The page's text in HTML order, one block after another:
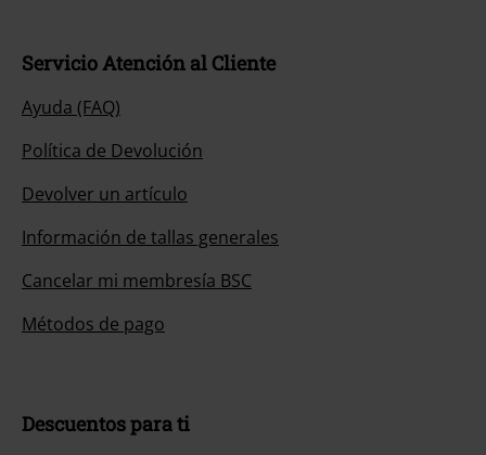
Servicio Atención al Cliente
Ayuda (FAQ)
Política de Devolución
Devolver un artículo
Información de tallas generales
Cancelar mi membresía BSC
Métodos de pago
Descuentos para ti